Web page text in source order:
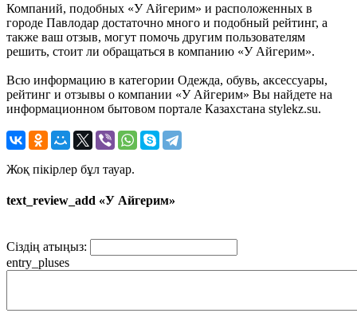
Компаний, подобных «У Айгерим» и расположенных в
городе Павлодар достаточно много и подобный рейтинг, а
также ваш отзыв, могут помочь другим пользователям
решить, стоит ли обращаться в компанию «У Айгерим».
Всю информацию в категории Одежда, обувь, аксессуары,
рейтинг и отзывы о компании «У Айгерим» Вы найдете на
информационном бытовом портале Казахстана stylekz.su.
Жоқ пікірлер бұл тауар.
text_review_add «У Айгерим»
Сіздің атыңыз:
entry_pluses